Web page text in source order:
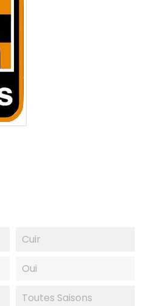
Cuir
Oui
Toutes Saisons